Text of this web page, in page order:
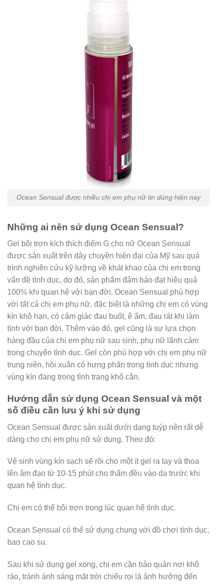
Ocean Sensual được nhiều chị em phụ nữ tin dùng hiện nay
Những ai nên sử dụng Ocean Sensual?
Gel bôi trơn kích thích điểm G cho nữ Ocean Sensual
được sản xuất trên dây chuyền hiện đại của Mỹ sau quá
trình nghiên cứu kỹ lưỡng về khát khao của chị em trong
vấn đề tình dục, do đó, sản phẩm đảm bảo đạt hiệu quả
100% khi quan hệ với bạn đời. Ocean Sensual phù hợp
với tất cả chị em phụ nữ, đặc biệt là những chị em có vùng
kín khô hạn, có cảm giác đau buốt, ê ẩm, đau rát khi làm
tình với bạn đời. Thêm vào đó, gel cũng là sự lựa chọn
hàng đầu của chị em phụ nữ sau sinh, phụ nữ lãnh cảm
trong chuyện tình dục. Gel còn phù hợp với chị em phụ nữ
trung niên, hồi xuân có hưng phấn trong tình dục nhưng
vùng kín đang trong tình trạng khô cằn.
Hướng dẫn sử dụng Ocean Sensual và một
số điều cần lưu ý khi sử dụng
Ocean Sensual được sản xuất dưới dạng tuýp nên rất dễ
dàng cho chị em phụ nữ sử dụng. Theo đó:
Vệ sinh vùng kín sạch sẽ rồi cho một ít gel ra tay và thoa
lên âm đạo từ 10-15 phút cho thấm đều vào da trước khi
quan hệ tình dục.
Chị em có thể bôi trơn trong lúc quan hệ tình dục.
Ocean Sensual có thể sử dụng chung với đồ chơi tình dục,
bao cao su.
Sau khi sử dụng gel xong, chị em cần bảo quản nơi khô
ráo, tránh ánh sáng mặt trời chiếu rọi là ảnh hưởng đến